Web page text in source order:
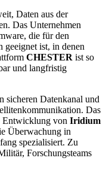
Daten aus der
Das Unternehmen
die für den
geeignet ist, in denen
CHESTER ist so
und langfristig
sicheren Datenkanal und
Das
Entwicklung von Iridium
Überwachung in
spezialisiert. Zu
Forschungsteams